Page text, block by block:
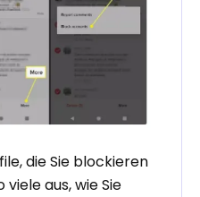
die Sie blockieren
aus, wie Sie